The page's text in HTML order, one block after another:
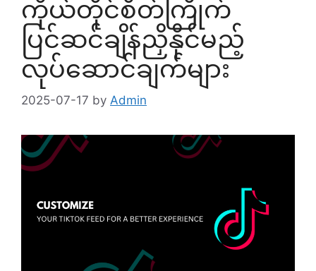
ကိုယ်တိုင်စိတ်ကြိုက်
ပြင်ဆင်ချိန်ညှိနိုင်မည့်
လုပ်ဆောင်ချက်များ
2025-07-17 by Admin